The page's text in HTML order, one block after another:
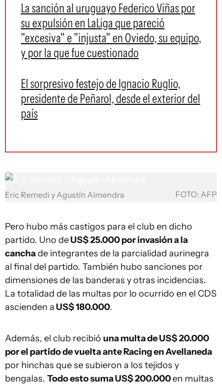
La sanción al uruguayo Federico Viñas por
su expulsión en LaLiga que pareció
"excesiva" e "injusta" en Oviedo, su equipo,
y por la que fue cuestionado
El sorpresivo festejo de Ignacio Ruglio,
presidente de Peñarol, desde el exterior del
país
Eric Remedi y Agustín Almendra FOTO: AFP
Pero hubo más castigos para el club en dicho
partido. Uno deUS$ 25.000 por invasión a la
canchade integrantes de la parcialidad aurinegra
al final del partido. También hubo sanciones por
dimensiones de las banderas y otras incidencias.
La totalidad de las multas por lo ocurrido en el CDS
ascienden aUS$ 180.000.
Además, el club recibió una multa de US$ 20.000
por el partido de vuelta ante Racing en Avellaneda
por hinchas que se subieron a los tejidos y
bengalas. Todo esto suma US$ 200.000en multas